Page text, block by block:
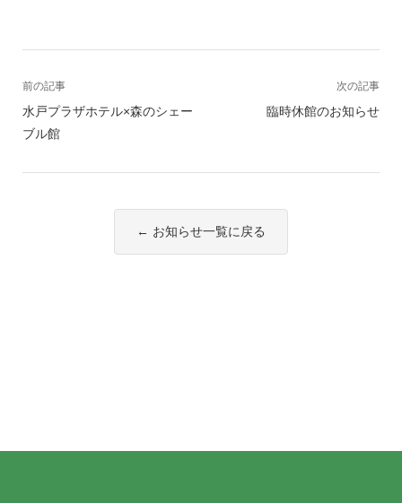
前の記事
水戸プラザホテル×森のシェー
ブル館
次の記事
臨時休館のお知らせ
← お知らせ一覧に戻る